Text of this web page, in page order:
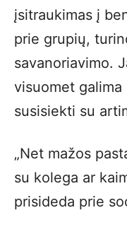
įsitraukimas į
prie grupių,
savanoriavimo.
visuomet
susisiekti su
„Net mažos
su kolega ar
prisideda prie